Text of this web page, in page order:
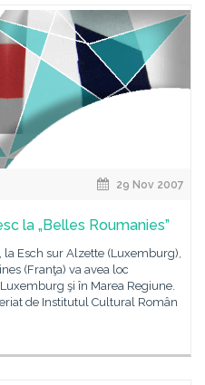
29 Nov 2007
la „Belles Roumanies”
la Esch sur Alzette (Luxemburg),
(Franţa) va avea loc
şi în Marea Regiune.
de Institutul Cultural Român